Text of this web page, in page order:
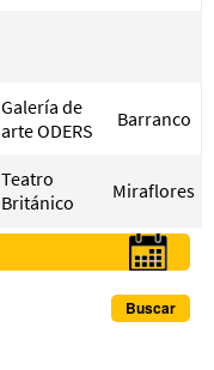
Galería de
arte ODERS
Barranco
Teatro
Británico
Miraflores